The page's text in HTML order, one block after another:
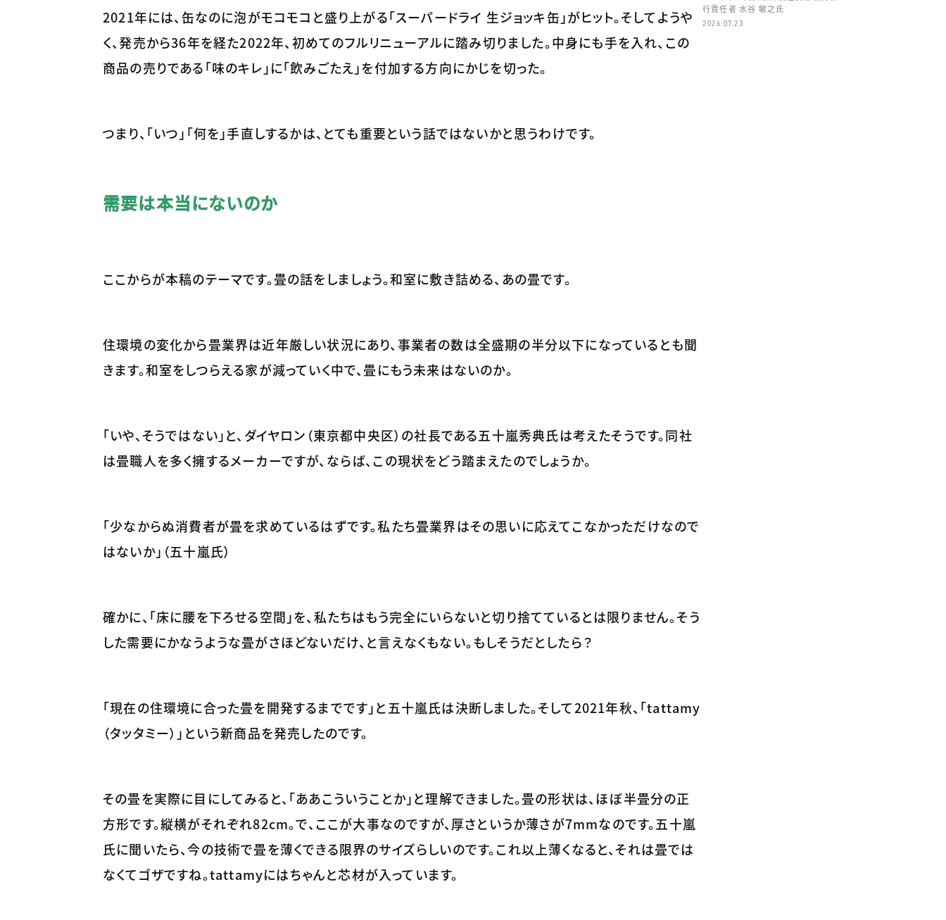
2021年には、缶なのに泡がモコモコと盛り上がる「スーパードライ 生ジョッキ缶」がヒット。そしてようや
く、発売から36年を経た2022年、初めてのフルリニューアルに踏み切りました。中身にも手を入れ、この
商品の売りである「味のキレ」に「飲みごたえ」を付加する方向にかじを切った。
つまり、「いつ」「何を」手直しするかは、とても重要という話ではないかと思うわけです。
需要は本当にないのか
ここからが本稿のテーマです。畳の話をしましょう。和室に敷き詰める、あの畳です。
住環境の変化から畳業界は近年厳しい状況にあり、事業者の数は全盛期の半分以下になっているとも聞
きます。和室をしつらえる家が減っていく中で、畳にもう未来はないのか。
「いや、そうではない」と、ダイヤロン（東京都中央区）の社長である五十嵐秀典氏は考えたそうです。同社
は畳職人を多く擁するメーカーですが、ならば、この現状をどう踏まえたのでしょうか。
「少なからぬ消費者が畳を求めているはずです。私たち畳業界はその思いに応えてこなかっただけなので
はないか」（五十嵐氏）
確かに、「床に腰を下ろせる空間」を、私たちはもう完全にいらないと切り捨てているとは限りません。そう
した需要にかなうような畳がさほどないだけ、と言えなくもない。もしそうだとしたら？
「現在の住環境に合った畳を開発するまでです」と五十嵐氏は決断しました。そして2021年秋、「tattamy
（タッタミー）」という新商品を発売したのです。
その畳を実際に目にしてみると、「ああこういうことか」と理解できました。畳の形状は、ほぼ半畳分の正
方形です。縦横がそれぞれ82cm。で、ここが大事なのですが、厚さというか薄さが7mmなのです。五十嵐
氏に聞いたら、今の技術で畳を薄くできる限界のサイズらしいのです。これ以上薄くなると、それは畳では
なくてゴザですね。tattamyにはちゃんと芯材が入っています。
行責任者 水谷 敏之氏
2026.07.23